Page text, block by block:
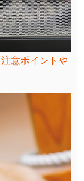
意ポイントや